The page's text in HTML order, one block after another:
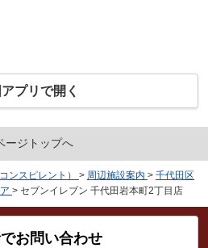
プリで開く
ージトップへ
ンスピレント） > 周辺施設案内 > 千代田区
> セブンイレブン 千代田岩本町2丁目店
お問い合わせ